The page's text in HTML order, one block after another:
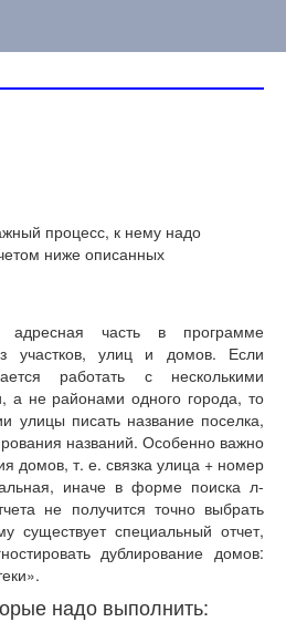
процесс, к нему надо
ниже описанных
адресная часть в программе
участков, улиц и домов. Если
работать с несколькими
а не районами одного города, то
улицы писать название поселка,
названий. Особенно важно
домов, т. е. связка улица + номер
иначе в форме поиска л-
не получится точно выбрать
существует специальный отчет,
дублирование домов:
надо выполнить: